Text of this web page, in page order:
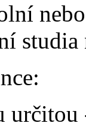
studia
určitou